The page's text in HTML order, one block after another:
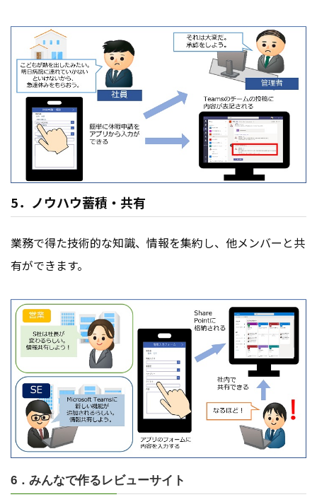
5．ノウハウ蓄積・共有
業務で得た技術的な知識、情報を集約し、他メンバーと共
有ができます。
6．みんなで作るレビューサイト